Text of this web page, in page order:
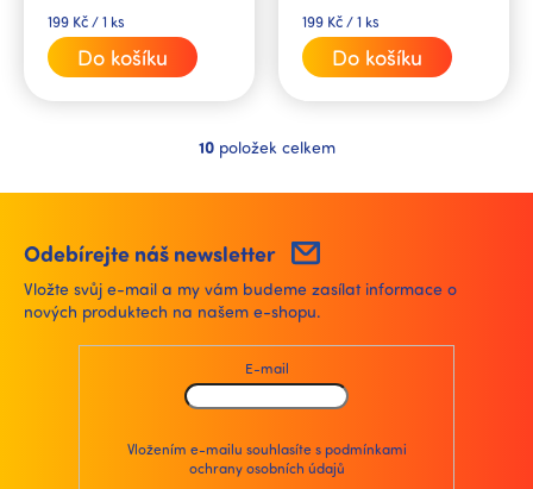
Měrná
cena:
199 Kč / 1 ks
Do košíku
Měrná
cena:
199 Kč / 1 ks
Do košíku
O
l
d
a
c
í
r
v
k
v
ý
10položek celkem
Odebírejte náš newsletter
Vložte svůj e-mail a my vám budeme zasílat informace o
nových produktech na našem e-shopu.
E-mail
Vložením e-mailu souhlasíte spodmínkami
ochrany osobních údajů